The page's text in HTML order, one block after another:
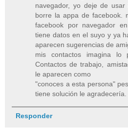
navegador, yo deje de
borre la appa de facebook.
facebook por navegador
tiene datos en el suyo y ya
aparecen sugerencias de
mis contactos imagina lo
Contactos de trabajo,
le aparecen como
"conoces a esta persona"
tiene solución le agradecería.
Responder